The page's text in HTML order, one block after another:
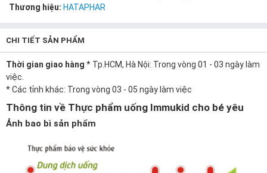
Thương hiệu: HATAPHAR
CHI TIẾT SẢN PHẨM
Thời gian giao hàng * Tp.HCM, Hà Nội: Trong vòng 01 - 03 ngày làm
việc.
* Các tỉnh khác: Trong vòng 03 - 05 ngày làm việc
Thông tin về Thực phẩm uống Immukid cho bé yêu
Ảnh bao bì sản phẩm